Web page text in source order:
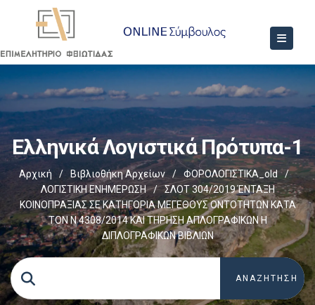
Ελληνικά Λογιστικά Πρότυπα-1
Αρχική / Βιβλιοθήκη Αρχείων / ΦΟΡΟΛΟΓΙΣΤΙΚΑ_old
/
ΛΟΓΙΣΤΙΚΗ ΕΝΗΜΕΡΩΣΗ
/
ΣΛΟΤ 304/2019 ΈΝΤΑΞΗ
ΚΟΙΝΟΠΡΑΞΙΑΣ ΣΕ ΚΑΤΗΓΟΡΙΑ ΜΕΓΕΘΟΥΣ ΟΝΤΟΤΗΤΩΝ ΚΑΤΑ
ΤΟΝ Ν 4308/2014 ΚΑΙ ΤΗΡΗΣΗ ΑΠΛΟΓΡΑΦΙΚΩΝ Η
ΔΙΠΛΟΓΡΑΦΙΚΩΝ ΒΙΒΛΙΩΝ